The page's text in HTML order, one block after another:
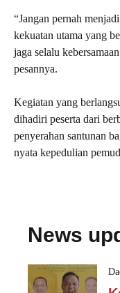
“Jangan pernah
kekuatan utama yang
jaga selalu
pesannya.
Kegiatan yang
dihadiri peserta dari
penyerahan santunan
nyata kepedulian
News